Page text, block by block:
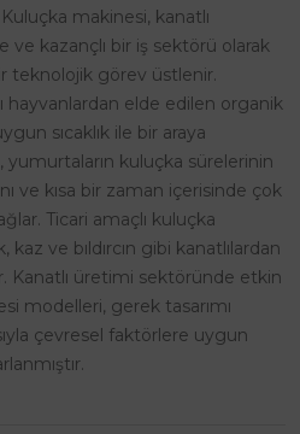
makinesi, kanatlı
kazançlı bir iş sektörü olarak
teknolojik görev üstlenir.
hayvanlardan elde edilen organik
sıcaklık ile bir araya
kuluçka sürelerinin
ve kısa bir zaman içerisinde çok
Ticari amaçlı kuluçka
ve bıldırcın gibi kanatlılardan
Kanatlı üretimi sektöründe etkin
modelleri, gerek tasarımı
çevresel faktörlere uygun